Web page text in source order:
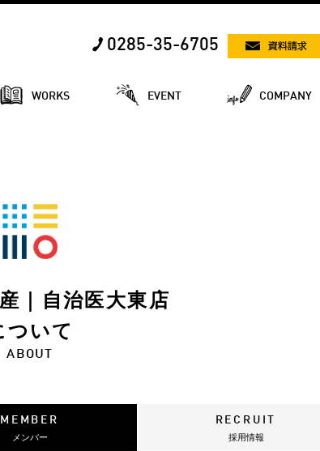
0285-35-6705
WORKS EVENT COMPANY
｜自治医大東店
ついて
ABOUT
MEMBER
メンバー
RECRUIT
採用情報